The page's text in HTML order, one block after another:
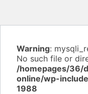
Warning:
No such file or
/homepages/36/
online/wp-
1988